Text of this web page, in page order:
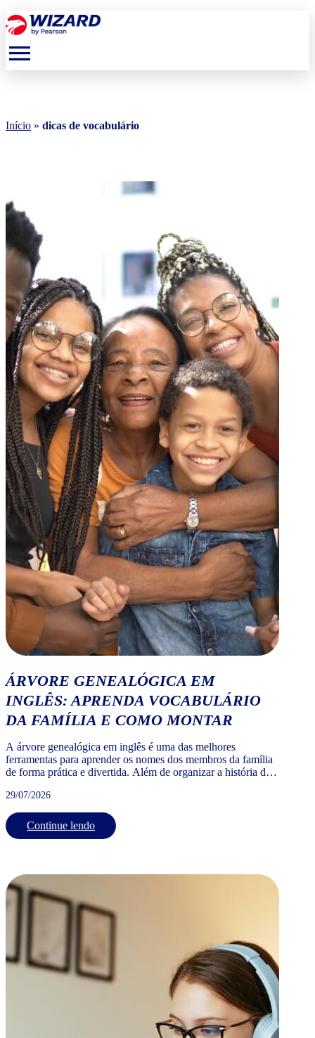
menu
Início » dicas de vocabulário
ÁRVORE GENEALÓGICA EM
INGLÊS: APRENDA VOCABULÁRIO
DA FAMÍLIA E COMO MONTAR
A árvore genealógica em inglês é uma das melhores
ferramentas para aprender os nomes dos membros da família
de forma prática e divertida. Além de organizar a história da
conversas cotidianas, viagens, intercâmbios e até bate-papos
informais. Na Wizard, usamos a árvore genealógica da
família […]
29/07/2026
Continue lendo